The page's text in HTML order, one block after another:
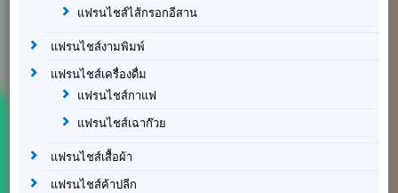
แฟรนไชส์ไส้กรอกอีสาน
แฟรนไชส์งามพิมพ์
แฟรนไชส์เครื่องดื่ม
แฟรนไชส์กาแฟ
แฟรนไชส์เฉาก๊วย
แฟรนไชส์เสื้อผ้า
แฟรนไชส์ค้าปลีก